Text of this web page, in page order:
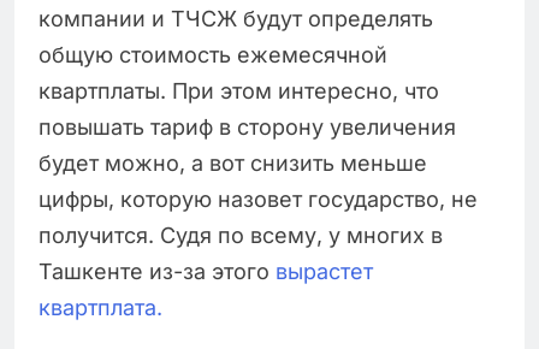
компании и ТЧСЖ будут определять
общую стоимость ежемесячной
квартплаты. При этом интересно, что
повышать тариф в сторону увеличения
будет можно, а вот снизить меньше
цифры, которую назовет государство, не
получится. Судя по всему, у многих в
Ташкенте из-за этого вырастет
квартплата.